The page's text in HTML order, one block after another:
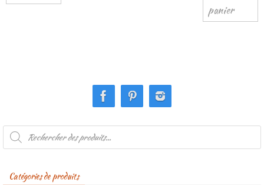
panier
Recherche
produits
Catégories de produits